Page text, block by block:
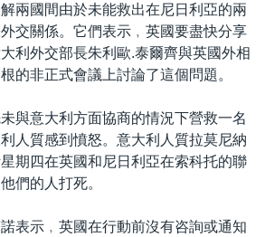
兩國間由於未能救出在尼日利亞的兩
交關係。它們表示﹐英國要盡快分享
利外交部長朱利歐.泰爾齊與英國外相
的非正式會議上討論了這個問題。
與意大利方面協商的情況下營救一名
人質感到憤怒。意大利人質拉莫尼納
期四在英國和尼日利亞在索科托的聯
們的人打死。
表示﹐英國在行動前沒有咨詢或通知